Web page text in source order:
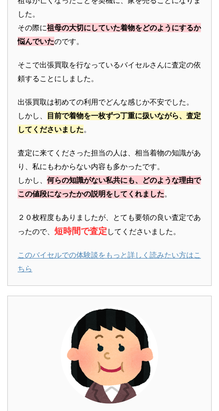
した。
その際に祖母の大切にしていた着物をどのようにするか
悩んでいたのです。
そこで出張買取を行なっているバイセルさんに査定の依
頼することにしました。
出張買取は初めての利用でどんな感じか不安でした。
しかし、
目前で着物を一枚ずつ丁重に扱いながら、査定
してくださいました。
査定に来てくださった担当の人は、相当着物の知識があ
り、私にもわからない内容も多かったです。
しかし、 何らの知識がない私共にも、どのような理由で
この値段になったかの説明をしてくれました。
２０枚程度もありましたが、とても要領の良い査定であ
ったので、 短時間で査定 してくださいました。
このバイセルでの体験談をもっと詳しく読みたい方はこ
ちら